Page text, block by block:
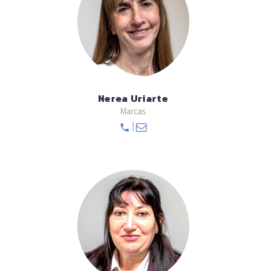
Nerea Uriarte
Marcas